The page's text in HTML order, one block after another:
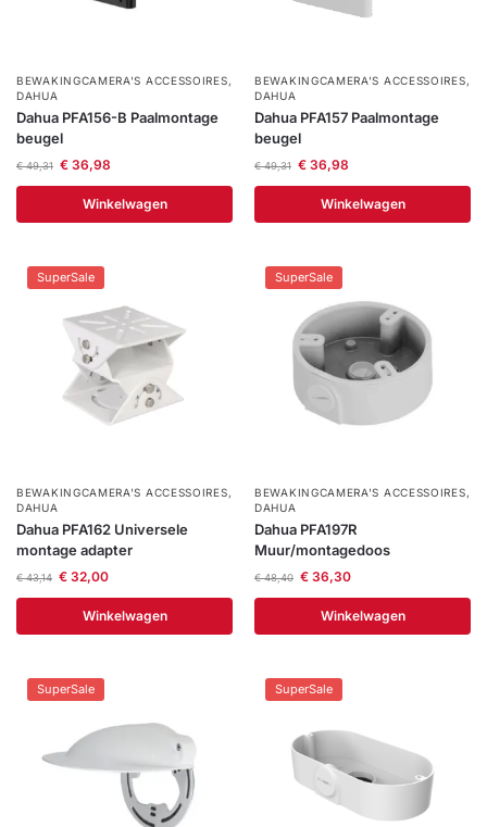
BEWAKINGCAMERA'S ACCESSOIRES,
DAHUA
Dahua PFA156-B Paalmontage
beugel
€49,31 €36,98
Winkelwagen
BEWAKINGCAMERA'S ACCESSOIRES,
DAHUA
Dahua PFA157 Paalmontage
beugel
€49,31 €36,98
Winkelwagen
SuperSale
BEWAKINGCAMERA'S ACCESSOIRES,
DAHUA
Dahua PFA162 Universele
montage adapter
€43,14 €32,00
Winkelwagen
SuperSale
BEWAKINGCAMERA'S ACCESSOIRES,
DAHUA
Dahua PFA197R
Muur/montagedoos
€48,40 €36,30
Winkelwagen
SuperSale SuperSale